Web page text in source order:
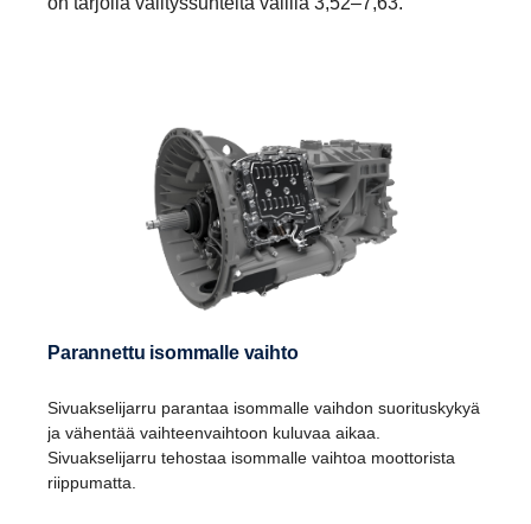
Parannettu isommalle vaihto
Sivuakselijarru parantaa isommalle vaihdon suorituskykyä
ja vähentää vaihteenvaihtoon kuluvaa aikaa.
Sivuakselijarru tehostaa isommalle vaihtoa moottorista
riippumatta.